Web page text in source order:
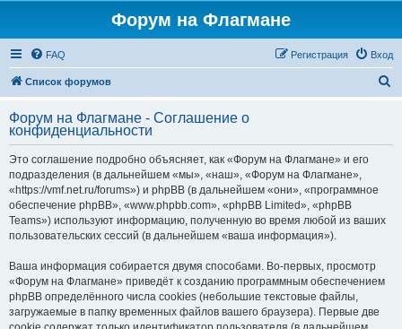
Форум на Флагмане
FAQ Вход
Регистрация
Список форумов
с
Форум на Флагмане - Соглашение о
конфиденциальности
Это соглашение подробно объясняет, как «Форум на Флагмане» и его
подразделения (в дальнейшем «мы», «наш», «Форум на Флагмане»,
«https://vmf.net.ru/forums») и phpBB (в дальнейшем «они», «программное
обеспечение phpBB», «www.phpbb.com», «phpBB Limited», «phpBB
Teams») используют информацию, полученную во время любой из ваших
пользовательских сессий (в дальнейшем «ваша информация»).
Ваша информация собирается двумя способами. Во-первых, просмотр
«Форум на Флагмане» приведёт к созданию программным обеспечением
phpBB определённого числа cookies (небольшие текстовые файлы,
загружаемые в папку временных файлов вашего браузера). Первые две